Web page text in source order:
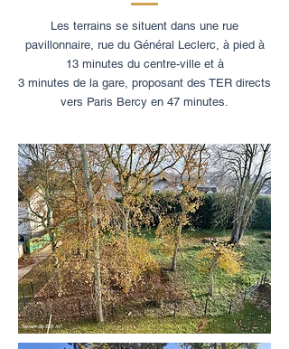
Les terrains se situent dans une rue
pavillonnaire, rue du Général Leclerc, à pied à
13 minutes du centre-ville et à
3 minutes de la gare, proposant des TER directs
vers Paris Bercy en 47 minutes.
Terrain de 691 m²